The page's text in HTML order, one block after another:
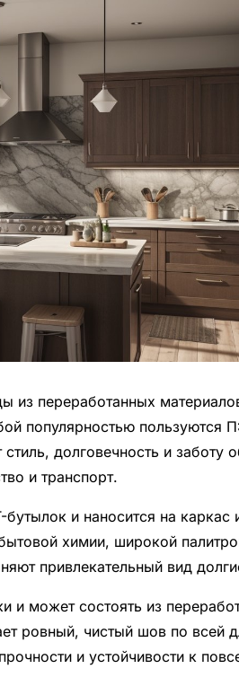
из переработанных
популярностью пользуются
долговечность и заботу
и транспорт.
бутылок и наносится на
химии, широкой
привлекательный вид
и может состоять из
ровный, чистый шов по всей
и устойчивости к